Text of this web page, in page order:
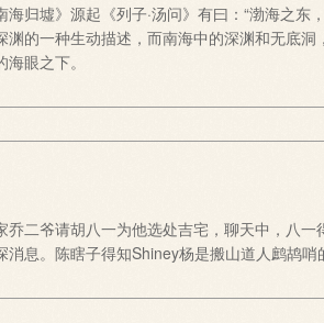
海归墟》源起《列子·汤问》有曰：“渤海之
渊的一种生动描述，而南海中的深渊和无底
眼之下。
乔二爷请胡八一为他选处吉宅，聊天中，八
消息。陈瞎子得知Shiney杨是搬山道人鹧鸪哨